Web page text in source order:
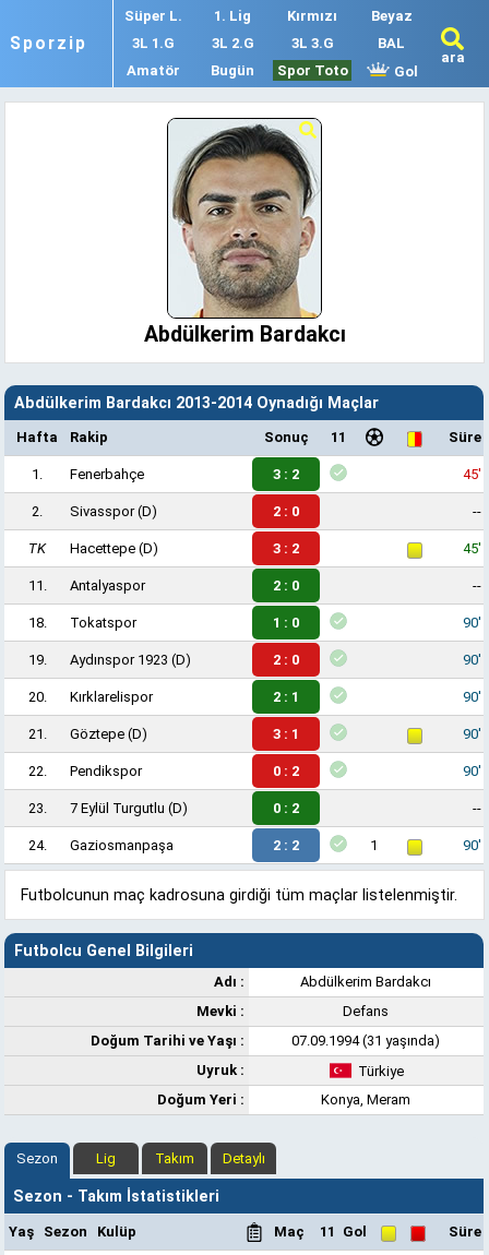
Sporzip
Süper L. 1. Lig Kırmızı
Beyaz
3L 1.G
3L 2.G 3L 3.G
BAL
Amatör
Bugün Spor Toto Gol
ara
Abdülkerim Bardakcı
Abdülkerim Bardakcı 2013-2014 Oynadığı Maçlar
Hafta Rakip Sonuç 11 Süre
1. Fenerbahçe 3 : 2 45'
2. Sivasspor(D) 2 : 0 --
TK Hacettepe (D) 3 : 2 45'
11. Antalyaspor 2 : 0 --
18. Tokatspor 1 : 0 90'
19. Aydınspor 1923 (D) 2 : 0 90'
20. Kırklarelispor 2 : 1 90'
21. Göztepe (D) 3 : 1 90'
22. Pendikspor 0 : 2 90'
23. 7 Eylül Turgutlu (D) 0 : 2 --
24. Gaziosmanpaşa 2 : 2 1 90'
Futbolcunun maç kadrosuna girdiği tüm maçlar listelenmiştir.
Futbolcu Genel Bilgileri
Adı :
Abdülkerim Bardakcı
Mevki :
Defans
Doğum Tarihi ve Yaşı :
07.09.1994 (31 yaşında)
Uyruk :
Türkiye
Doğum Yeri :
Konya, Meram
Sezon Lig Takım Detaylı
Sezon - Takım İstatistikleri
Yaş Sezon Kulüp Maç 11 Gol
Süre